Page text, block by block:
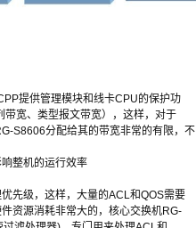
提供管理模块和线卡CPU的保护功
宽、类型报文带宽），这样，对于
S8606分配给其的带宽非常的有限，不
整机的运行效率
先级，这样，大量的ACL和QOS需要
资源消耗非常大的，核心交换机RG-